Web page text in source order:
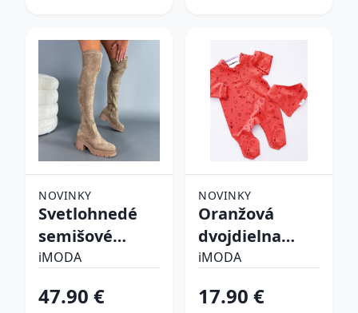
NOVINKY
Svetlohnedé
semišové
vysoké čižmy
iMODA
47.90 €
NOVINKY
Oranžová
dvojdielna
bavlnená
iMODA
17.90 €